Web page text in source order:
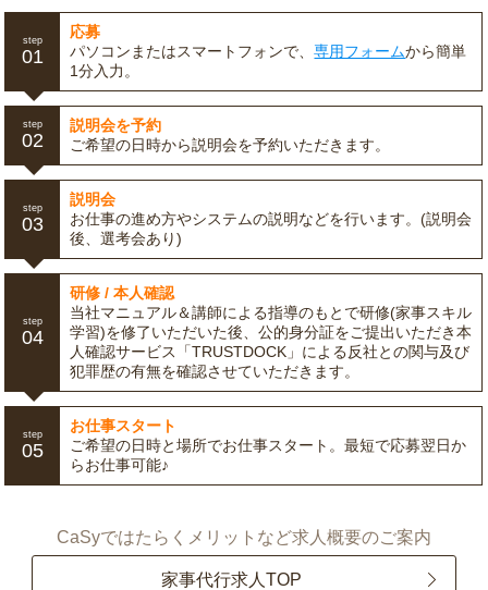
step
01
応募
パソコンまたはスマートフォンで、専用フォームから簡単
1分入力。
step
02
説明会を予約
ご希望の日時から説明会を予約いただきます。
step
03
説明会
お仕事の進め方やシステムの説明などを行います。(説明会
後、選考会あり)
step
04
研修 / 本人確認
当社マニュアル＆講師による指導のもとで研修(家事スキル
学習)を修了いただいた後、公的身分証をご提出いただき本
人確認サービス「TRUSTDOCK」による反社との関与及び
犯罪歴の有無を確認させていただきます。
step
05
お仕事スタート
ご希望の日時と場所でお仕事スタート。最短で応募翌日か
らお仕事可能♪
CaSyではたらくメリットなど求人概要のご案内
家事代行求人TOP